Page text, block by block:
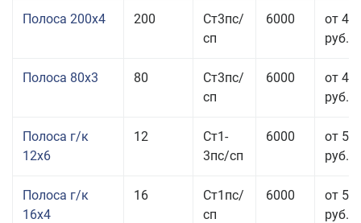
Полоса 200x4 200
Ст3пс/
сп
6000
от 48
руб.
Полоса 80x3 80
Ст3пс/
сп
6000
от 47
руб.
Полоса г/к
12x6
12
Ст1-
3пс/сп
6000
от 52
руб.
Полоса г/к
16x4
16
Ст1пс/
сп
6000
от 53
руб.